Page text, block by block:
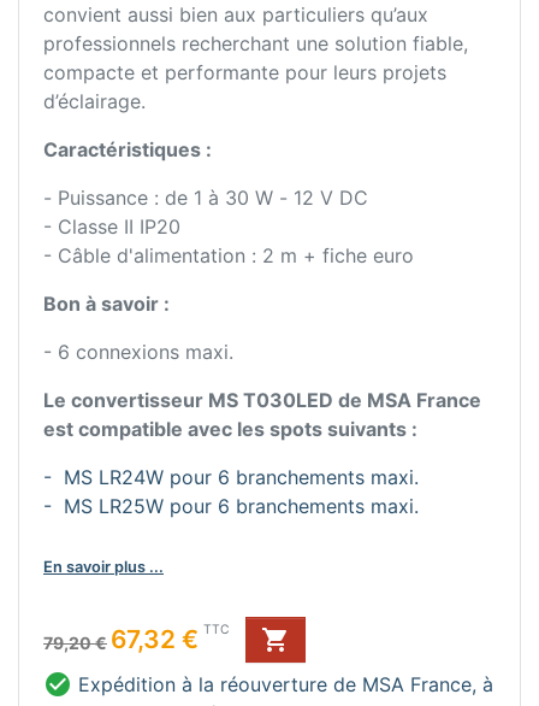
convient aussi bien aux particuliers qu’aux
professionnels recherchant une solution fiable,
compacte et performante pour leurs projets
d’éclairage.
Caractéristiques :
- Puissance : de 1 à 30 W - 12 V DC
- Classe II IP20
- Câble d'alimentation : 2 m + fiche euro
Bon à savoir :
- 6 connexions maxi.
Le convertisseur MS T030LED de MSA France
est compatible avec les spots suivants :
- MS LR24W pour 6 branchements maxi.
- MS LR25W pour 6 branchements maxi.
En savoir plus ...
Prix de base
79,20 €
Prix 67,32 € TTC

 Expédition à la réouverture de MSA France, à